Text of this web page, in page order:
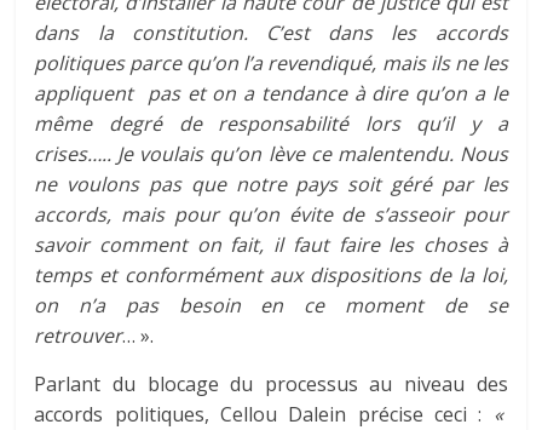
dans la constitution. C’est dans les accords
politiques parce qu’on l’a revendiqué, mais ils ne les
appliquent pas et on a tendance à dire qu’on a le
même degré de responsabilité lors qu’il y a
crises….. Je voulais qu’on lève ce malentendu. Nous
ne voulons pas que notre pays soit géré par les
accords, mais pour qu’on évite de s’asseoir pour
savoir comment on fait, il faut faire les choses à
temps et conformément aux dispositions de la loi,
on n’a pas besoin en ce moment de se
retrouver… ».
Parlant du blocage du processus au niveau des
accords politiques, Cellou Dalein précise ceci : «